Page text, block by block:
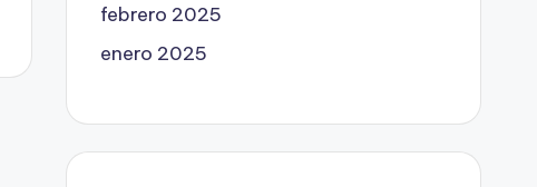
febrero 2025
enero 2025